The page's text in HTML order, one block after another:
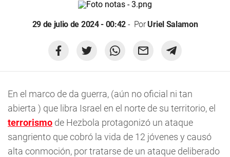
29 de julio de 2024 - 00:42 PorUriel Salamon
En el marco de da guerra, (aún no oficial ni tan
abierta ) que libra Israel en el norte de su territorio, el
terrorismo de Hezbola protagonizó un ataque
sangriento que cobró la vida de 12 jóvenes y causó
alta conmoción, por tratarse de un ataque deliberado